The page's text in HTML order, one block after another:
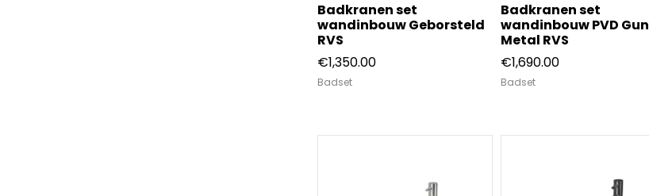
Badkranen set
wandinbouw Geborsteld
RVS
€1,350.00
Badset
Badkranen set
wandinbouw PVD Gun
Metal RVS
€1,690.00
Badset